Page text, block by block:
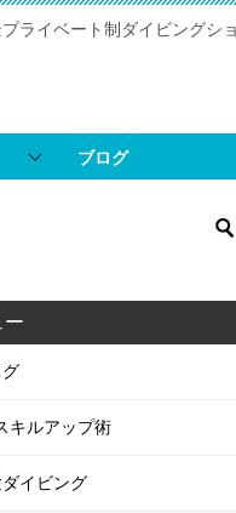
ライベート制ダイビングシ
ブログ
ー
キルアップ術
イビング